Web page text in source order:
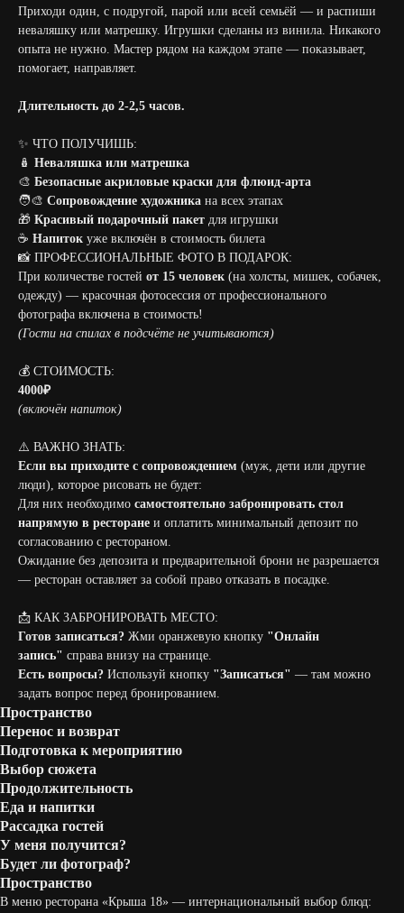
Приходи один, с подругой, парой или всей семьёй — и распиши
неваляшку или матрешку. Игрушки сделаны из винила. Никакого
опыта не нужно. Мастер рядом на каждом этапе — показывает,
помогает, направляет.
Длительность до 2-2,5 часов.
✨ ЧТО ПОЛУЧИШЬ:
🪆 Неваляшка или матрешка
🎨 Безопасные акриловые краски для флюид-арта
🧑‍🎨 Сопровождение художника на всех этапах
🎁 Красивый подарочный пакет для игрушки
☕ Напиток уже включён в стоимость билета
📸 ПРОФЕССИОНАЛЬНЫЕ ФОТО В ПОДАРОК:
При количестве гостей от 15 человек (на холсты, мишек, собачек,
одежду) — красочная фотосессия от профессионального
фотографа включена в стоимость!
(Гости на спилах в подсчёте не учитываются)
💰 СТОИМОСТЬ:
4000₽
(включён напиток)
⚠️ ВАЖНО ЗНАТЬ:
Если вы приходите с сопровождением (муж, дети или другие
люди), которое рисовать не будет:
Для них необходимо самостоятельно забронировать стол
напрямую в ресторане и оплатить минимальный депозит по
согласованию с рестораном.
Ожидание без депозита и предварительной брони не разрешается
— ресторан оставляет за собой право отказать в посадке.
📩 КАК ЗАБРОНИРОВАТЬ МЕСТО:
Готов записаться? Жми оранжевую кнопку "Онлайн
запись" справа внизу на странице.
Есть вопросы? Используй кнопку "Записаться" — там можно
задать вопрос перед бронированием.
Пространство
Перенос и возврат
Подготовка к мероприятию
Выбор сюжета
Продолжительность
Еда и напитки
Рассадка гостей
У меня получится?
Будет ли фотограф?
Пространство
В меню ресторана «Крыша 18» — интернациональный выбор блюд: